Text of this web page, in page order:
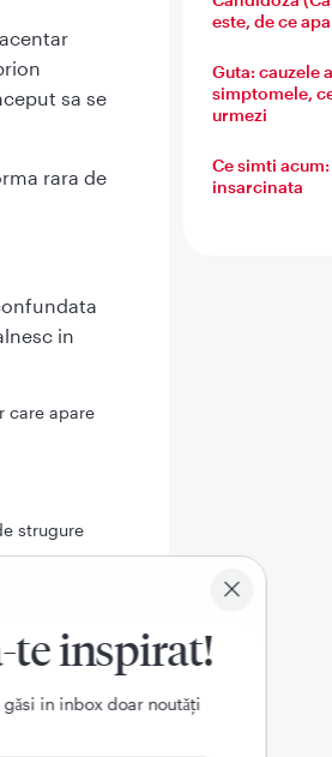
sa se
rara de
in
care apare
strugure
sarcinii
te inspirat!
in inbox doar noutǎți
este, de ce
Guta: cauzele
simptomele,
urmezi
Ce simti
insarcinata